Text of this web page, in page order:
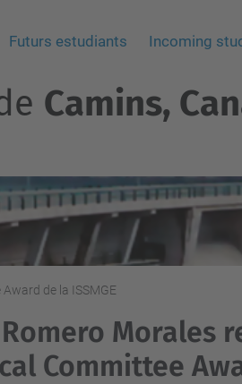
Futurs estudiants Incoming
Camins,
de la ISSMGE
Morales
Committee